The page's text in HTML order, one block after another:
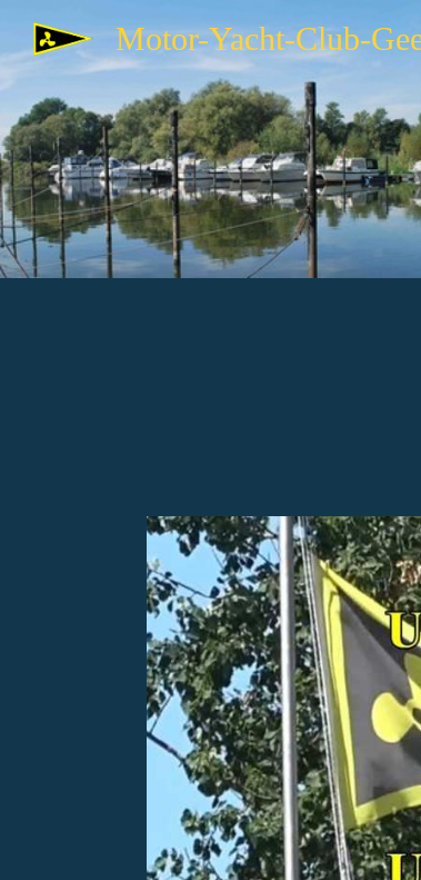
Motor-Yacht-Club-